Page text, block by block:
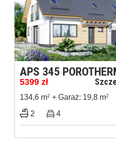
APS 345
5399 zł
134,6 m2 + Garaż: 19,8 m2
2 4